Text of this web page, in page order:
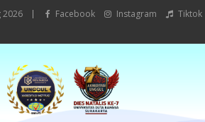
2026 Facebook Instagram Tiktok